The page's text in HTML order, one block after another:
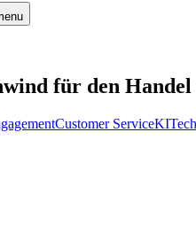
für den Handel
Customer ServiceKI